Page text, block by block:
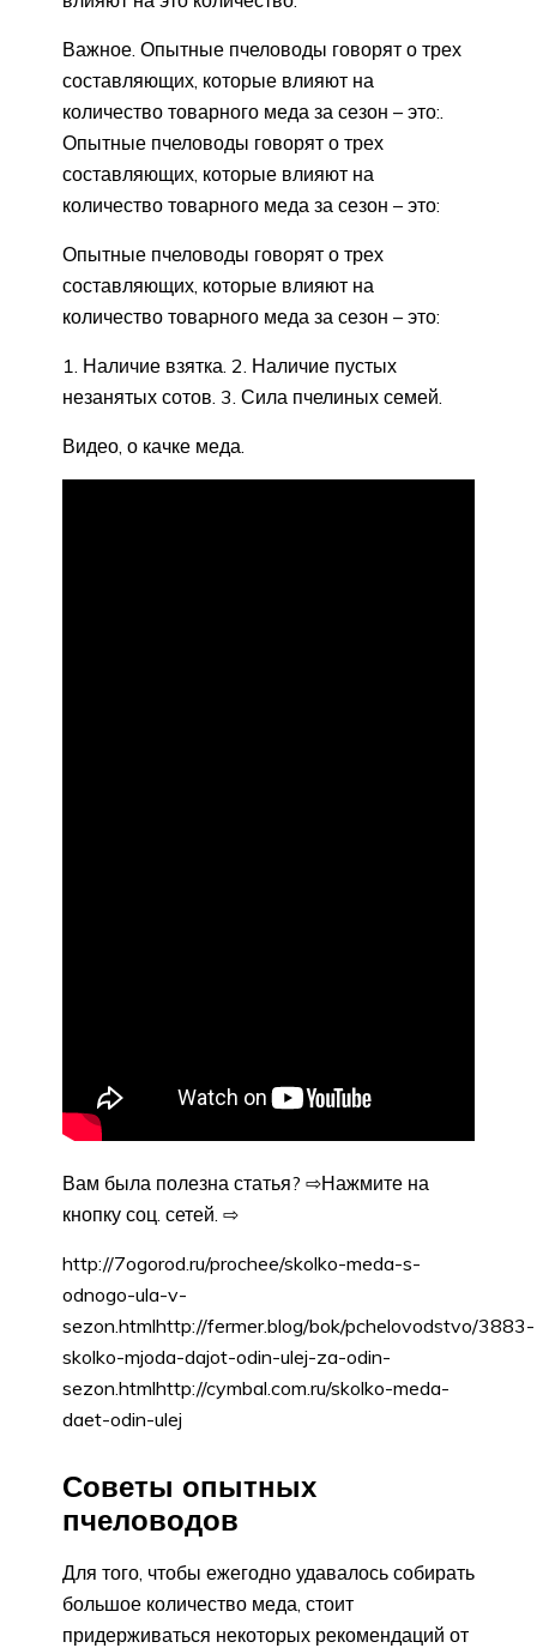
Важное. Опытные пчеловоды говорят о трех
составляющих, которые влияют на
количество товарного меда за сезон – это:.
Опытные пчеловоды говорят о трех
составляющих, которые влияют на
количество товарного меда за сезон – это:
Опытные пчеловоды говорят о трех
составляющих, которые влияют на
количество товарного меда за сезон – это:
1. Наличие взятка. 2. Наличие пустых
незанятых сотов. 3. Сила пчелиных семей.
Видео, о качке меда.
Вам была полезна статья? ⇨Нажмите на
кнопку соц. сетей. ⇨
http://7ogorod.ru/prochee/skolko-meda-s-
odnogo-ula-v-
sezon.htmlhttp://fermer.blog/bok/pchelovodstvo/3883-
skolko-mjoda-dajot-odin-ulej-za-odin-
sezon.htmlhttp://cymbal.com.ru/skolko-meda-
daet-odin-ulej
Советы опытных
пчеловодов
Для того, чтобы ежегодно удавалось собирать
большое количество меда, стоит
придерживаться некоторых рекомендаций от